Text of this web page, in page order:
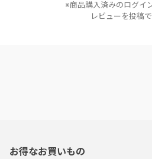
※商品購入済みのログイ
レビューを投稿
お得なお買いもの